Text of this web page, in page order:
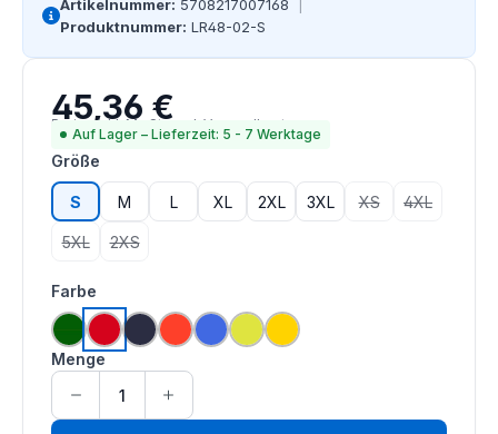
Artikelnummer: 5708217007168
Produktnummer: LR48-02-S
Regulärer Preis:
45,36 €
Preise inkl. MwSt. zzgl. Versandkosten
Auf Lager – Lieferzeit: 5 - 7 Werktage
Größe
S M L XL 2XL 3XL XS(Diese Option ist
4XL(Diese
5XL(Diese Option ist zurzeit nicht verfügbar.)
2XS(Diese Option ist zurzeit nicht verfügbar.)
Farbe
grünrot navyhi vis orange
royal blausaturn gelb
gelb
Menge